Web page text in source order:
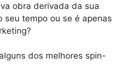
obra derivada da sua
seu tempo ou se é apenas
dos melhores spin-